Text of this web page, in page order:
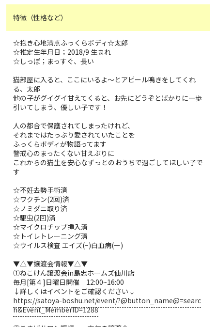
特徴（性格など）
☆抱き心地満点ふっくらボディ☆太郎
☆推定生年月日；2018/9 生まれ
☆しっぽ；まっすぐ、長い
猫部屋に入ると、ここにいるよ〜とアピール鳴きをしてくれ
る、太郎
他の子がグイグイ甘えてくると、お先にどうぞとばかりに一歩
引いてしまう、優しい子です！
人の都合で保護されてしまったけれど、
それまではたっぷり愛されていたことを
ふっくらボディが物語ってます
警戒心のまったくない甘えぶりに
これからの猫生を安心なずっとのおうちで過ごしてほしい子で
す
☆不妊去勢手術済
☆ワクチン(2回)済
☆ノミダニ取り済
☆駆虫(2回)済
☆マイクロチップ挿入済
☆トイレトレーニング済
☆ウイルス検査 エイズ(−)白血病(ー)
▼△▼譲渡会情報▼△▼
①ねこけん譲渡会in島忠ホームズ仙川店
毎月[第４]日曜日開催 12:00~16:00
↓詳しくはイベントをご確認ください↓
https://satoya-boshu.net/event/?@button_name@=searc
h&Event_MemberID=1288